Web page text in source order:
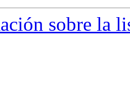
sobre la